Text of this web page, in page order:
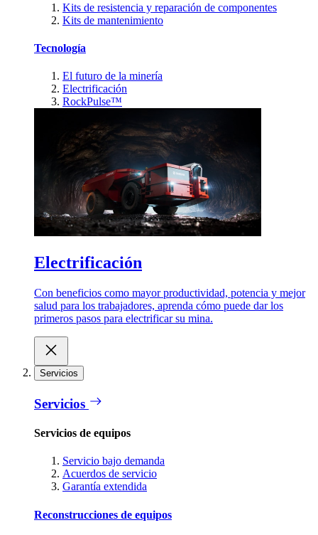
Kits de resistencia y reparación de componentes
Kits de mantenimiento
Tecnología
El futuro de la minería
Electrificación
RockPulse™
Electrificación
Con beneficios como mayor productividad, potencia y mejor
salud para los trabajadores, aprenda cómo puede dar los
primeros pasos para electrificar su mina.
Servicios
Servicios
Servicios de equipos
Servicio bajo demanda
Acuerdos de servicio
Garantía extendida
Reconstrucciones de equipos